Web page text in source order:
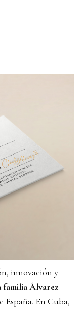
innovación y
familia Álvarez
España. En Cuba,